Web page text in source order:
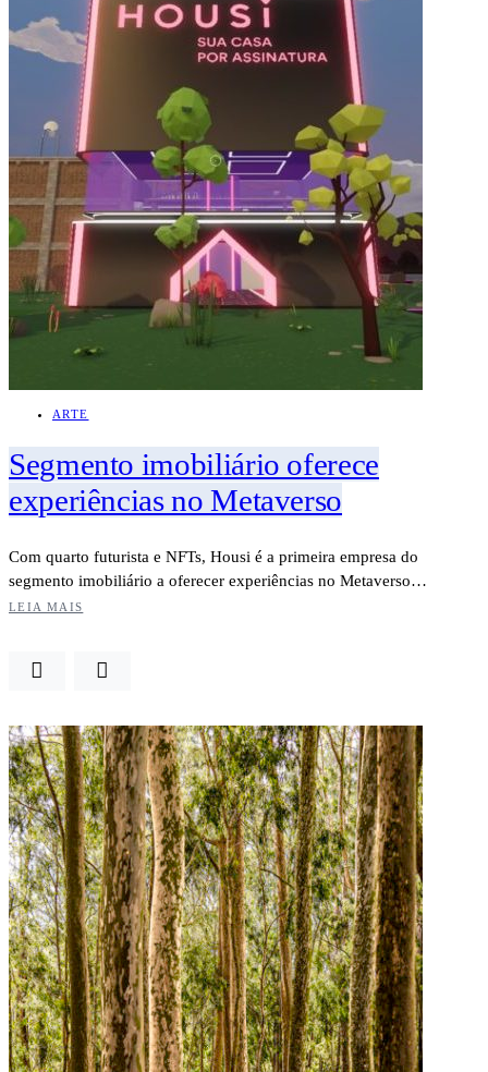
ARTE
Segmento imobiliário oferece
experiências no Metaverso
Com quarto futurista e NFTs, Housi é a primeira empresa do
segmento imobiliário a oferecer experiências no Metaverso…
LEIA MAIS